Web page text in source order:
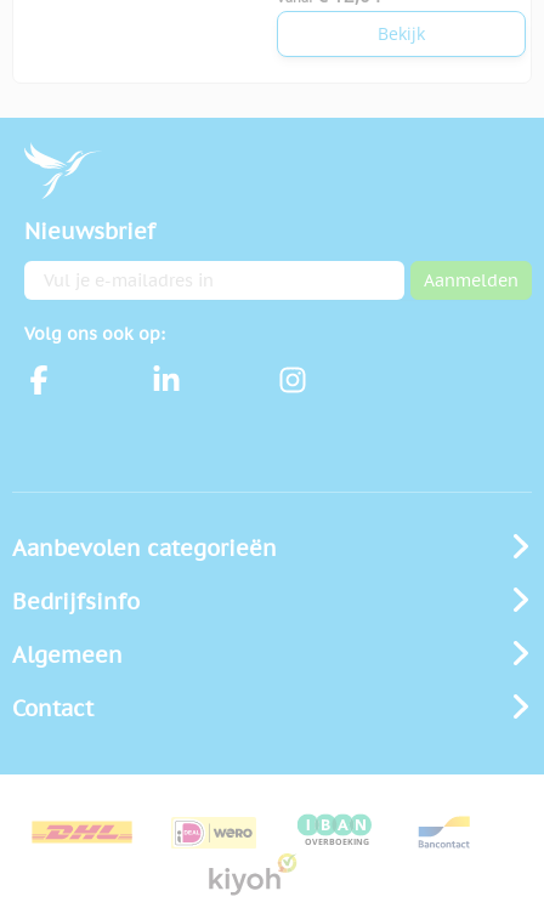
Bekijk
Nieuwsbrief
E-mailadres Aanmelden
Volg ons ook op:
Aanbevolen categorieën
Bedrijfsinfo
Algemeen
Contact